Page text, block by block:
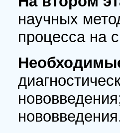
научных
процесса на